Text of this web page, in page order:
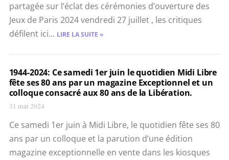
partagée sur l’éclat des cérémonies d’ouverture des
Jeux de Paris 2024 vendredi 27 juillet , les critiques
défilent ici... LIRE LA SUITE »
1944-2024: Ce samedi 1er juin le quotidien Midi Libre
fête ses 80 ans par un magazine Exceptionnel et un
colloque consacré aux 80 ans de la Libération.
31 mai 2024
Ce samedi 1er juin à Midi Libre, le quotidien fête ses 80
ans par un colloque et la parution d’une édition
magazine exceptionnelle en vente dans les kiosques